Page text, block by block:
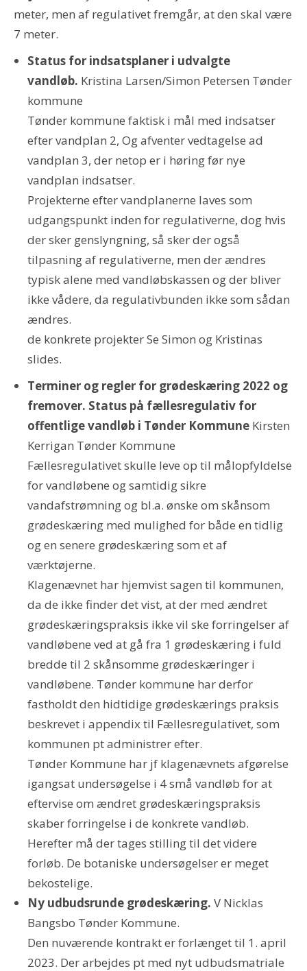
meter, men af regulativet fremgår, at den skal være
7 meter.
Status for indsatsplaner i udvalgte
vandløb. Kristina Larsen/Simon Petersen Tønder
kommune
Tønder kommune faktisk i mål med indsatser
efter vandplan 2, Og afventer vedtagelse ad
vandplan 3, der netop er i høring før nye
vandplan indsatser.
Projekterne efter vandplanerne laves som
udgangspunkt inden for regulativerne, dog hvis
der sker genslyngning, så sker der også
tilpasning af regulativerne, men der ændres
typisk alene med vandløbskassen og der bliver
ikke vådere, da regulativbunden ikke som sådan
ændres.
de konkrete projekter Se Simon og Kristinas
slides.
Terminer og regler for grødeskæring 2022 og
fremover. Status på fællesregulativ for
offentlige vandløb i Tønder Kommune Kirsten
Kerrigan Tønder Kommune
Fællesregulativet skulle leve op til målopfyldelse
for vandløbene og samtidig sikre
vandafstrømning og bl.a. ønske om skånsom
grødeskæring med mulighed for både en tidlig
og en senere grødeskæring som et af
værktøjerne.
Klagenævnet har hjemvist sagen til kommunen,
da de ikke finder det vist, at der med ændret
grødeskæringspraksis ikke vil ske forringelser af
vandløbene ved at gå fra 1 grødeskæring i fuld
bredde til 2 skånsomme grødeskæringer i
vandløbene. Tønder kommune har derfor
fastholdt den hidtidige grødeskærings praksis
beskrevet i appendix til Fællesregulativet, som
kommunen pt administrer efter.
Tønder Kommune har jf klagenævnets afgørelse
igangsat undersøgelse i 4 små vandløb for at
eftervise om ændret grødeskæringspraksis
skaber forringelse i de konkrete vandløb.
Herefter må der tages stilling til det videre
forløb. De botaniske undersøgelser er meget
bekostelige.
Ny udbudsrunde grødeskæring. V Nicklas
Bangsbo Tønder Kommune.
Den nuværende kontrakt er forlænget til 1. april
2023. Der arbejdes pt med nyt udbudsmatriale